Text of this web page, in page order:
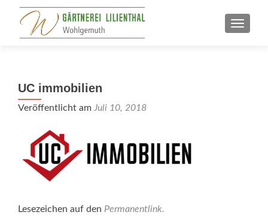
UC immobilien
Veröffentlicht am Juli 10, 2018
Lesezeichen auf den Permanentlink.